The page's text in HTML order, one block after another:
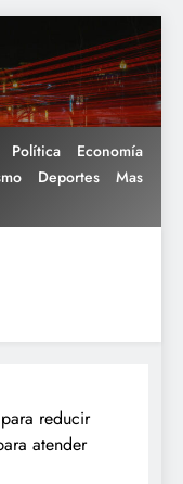
Política
Economía
Deportes Mas
reducir
atender